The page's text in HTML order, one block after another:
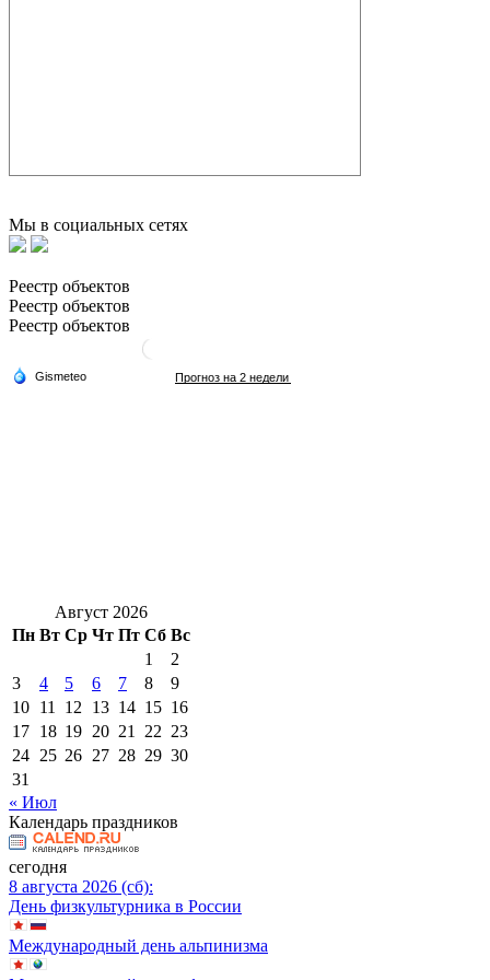
Мы в социальных сетях
Реестр объектов
Реестр объектов
Реестр объектов
Август 2026
Пн Вт Ср Чт Пт Сб Вс
1
2
3
4 5 6 7 8
9
10 11 12 13 14 15 16
17 18 19 20 21 22 23
24 25 26 27 28 29 30
31
« Июл
Календарь праздников
сегодня
8 августа 2026 (сб):
День физкультурника в России
Международный день альпинизма